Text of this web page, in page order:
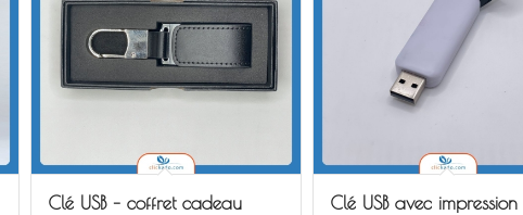
Clé USB – coffret cadeau Clé USB avec impression